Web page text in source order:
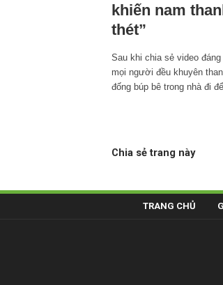
khiến nam
thét”
Sau khi chia sẻ video
mọi người đều khuyên
đống búp bê trong nhà đi
Chia sẻ trang này
TRANG CHỦ